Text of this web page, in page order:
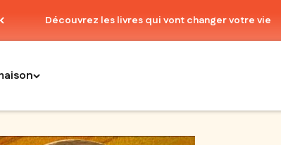
Découvrez les livres qui vont changer votre vie